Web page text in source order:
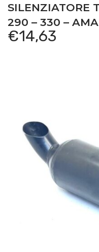
SILENZIATORE
290 – 330 –
€14,63